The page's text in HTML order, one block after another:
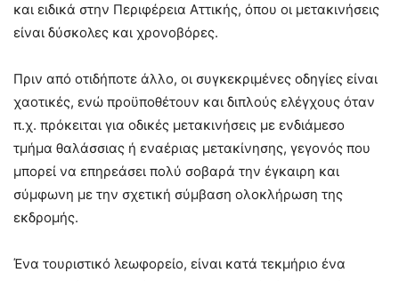
και ειδικά στην Περιφέρεια Αττικής, όπου οι μετακινήσεις
είναι δύσκολες και χρονοβόρες.
Πριν από οτιδήποτε άλλο, οι συγκεκριμένες οδηγίες είναι
χαοτικές, ενώ προϋποθέτουν και διπλούς ελέγχους όταν
π.χ. πρόκειται για οδικές μετακινήσεις με ενδιάμεσο
τμήμα θαλάσσιας ή εναέριας μετακίνησης, γεγονός που
μπορεί να επηρεάσει πολύ σοβαρά την έγκαιρη και
σύμφωνη με την σχετική σύμβαση ολοκλήρωση της
εκδρομής.
Ένα τουριστικό λεωφορείο, είναι κατά τεκμήριο ένα